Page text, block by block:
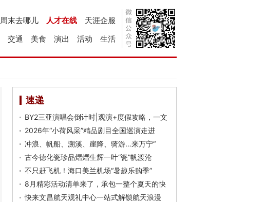
天涯企服
人才在线
周末去哪儿
生活
活动
演出
美食
交通
速递
BY2三亚演唱会倒计时|观演+度假攻略，一文
2026年“小荷风采”精品剧目全国巡演走进
冲浪、帆船、溯溪、崖降、骑游…来万宁“
古今德化瓷珍品熠熠生辉一叶“瓷”帆渡沧
不只赶飞机！海口美兰机场“暑趣乐购季”
8月精彩活动清单来了，承包一整个夏天的快
快来文昌航天观礼中心一站式解锁航天浪漫